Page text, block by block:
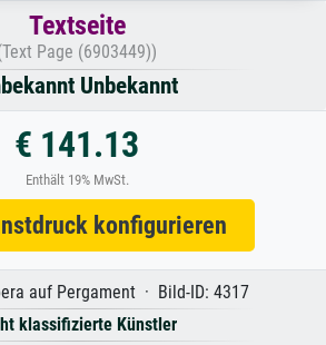
Textseite
Page (6903449))
Unbekannt
€ 141.13
Enthält 19% MwSt.
konfigurieren
auf Pergament · Bild-ID: 4317
klassifizierte Künstler